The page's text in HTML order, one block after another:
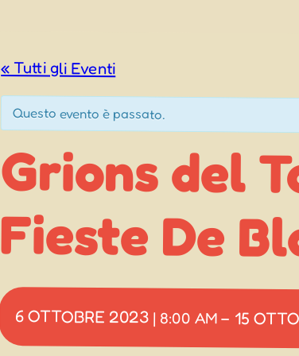
« Tutti gli Eventi
Questo evento è passato.
Grions del
Fieste De
6 OTTOBRE 2023 | 8:00 AM – 15